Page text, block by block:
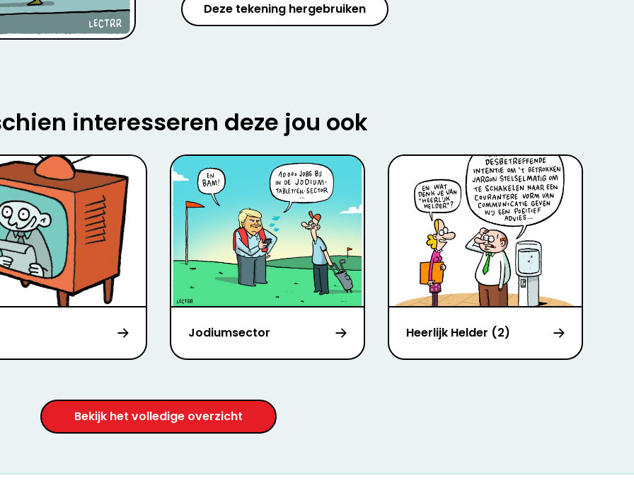
Deze tekening hergebruiken
interesseren deze jou ook
Jodiumsector Heerlijk Helder (2)
Bekijk het volledige overzicht